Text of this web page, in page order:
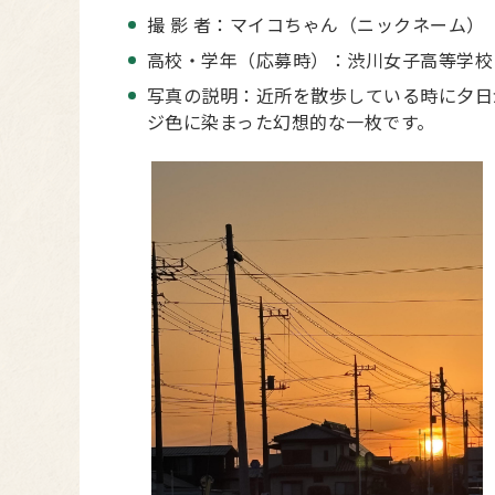
撮 影 者：マイコちゃん（ニックネーム）
高校・学年（応募時）：渋川女子高等学
写真の説明：近所を散歩している時に夕
ジ色に染まった幻想的な一枚です。